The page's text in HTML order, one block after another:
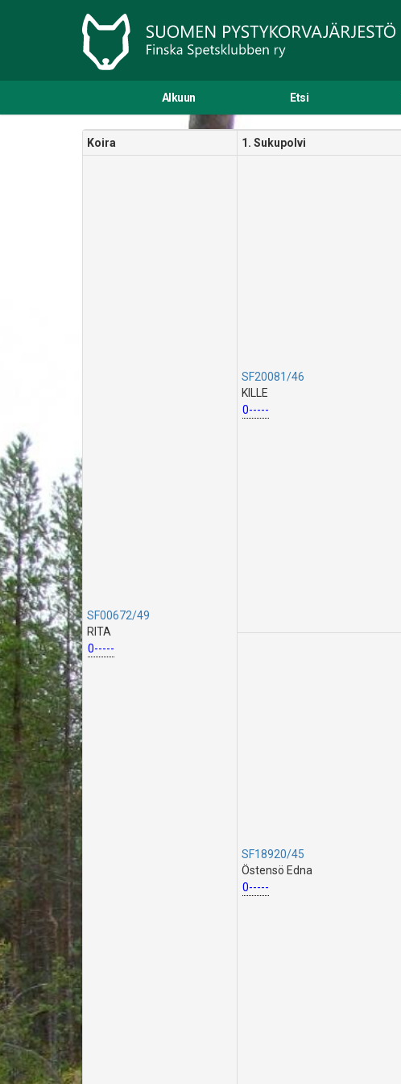
Alkuun Etsi
Koira 1. Sukupolvi
SF00672/49
RITA
0-----
SF20081/46
KILLE
0-----
SF18920/45
Östensö Edna
0-----